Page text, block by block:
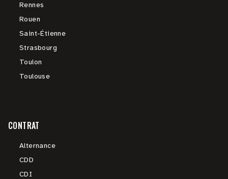
Rennes
Rouen
Saint-Étienne
Strasbourg
Toulon
Toulouse
CONTRAT
Alternance
CDD
CDI